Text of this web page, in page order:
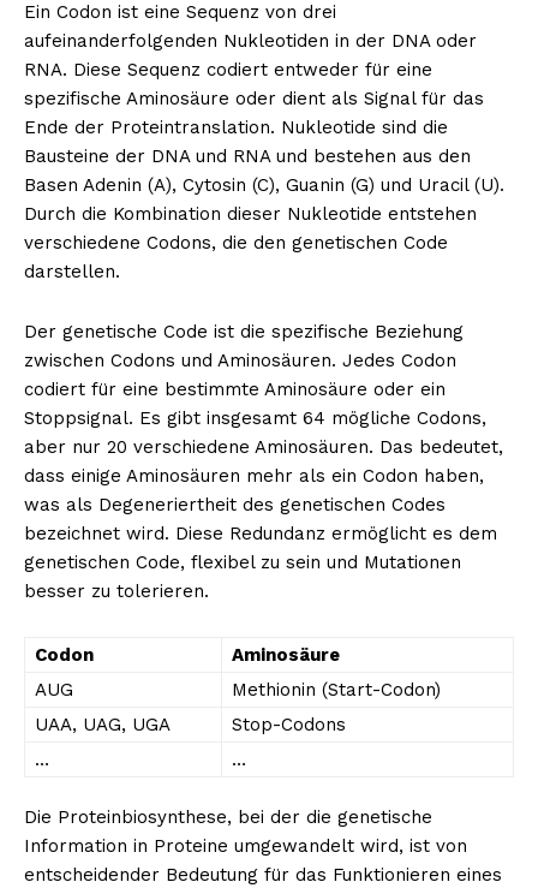
Ein Codon ist eine Sequenz von drei
aufeinanderfolgenden Nukleotiden in der DNA oder
RNA. Diese Sequenz codiert entweder für eine
spezifische Aminosäure oder dient als Signal für das
Ende der Proteintranslation. Nukleotide sind die
Bausteine der DNA und RNA und bestehen aus den
Basen Adenin (A), Cytosin (C), Guanin (G) und Uracil (U).
Durch die Kombination dieser Nukleotide entstehen
verschiedene Codons, die den genetischen Code
darstellen.
Der genetische Code ist die spezifische Beziehung
zwischen Codons und Aminosäuren. Jedes Codon
codiert für eine bestimmte Aminosäure oder ein
Stoppsignal. Es gibt insgesamt 64 mögliche Codons,
aber nur 20 verschiedene Aminosäuren. Das bedeutet,
dass einige Aminosäuren mehr als ein Codon haben,
was als Degeneriertheit des genetischen Codes
bezeichnet wird. Diese Redundanz ermöglicht es dem
genetischen Code, flexibel zu sein und Mutationen
besser zu tolerieren.
Codon
Aminosäure
AUG
Methionin (Start-Codon)
UAA, UAG, UGA
Stop-Codons
…
…
Die Proteinbiosynthese, bei der die genetische
Information in Proteine umgewandelt wird, ist von
entscheidender Bedeutung für das Funktionieren eines